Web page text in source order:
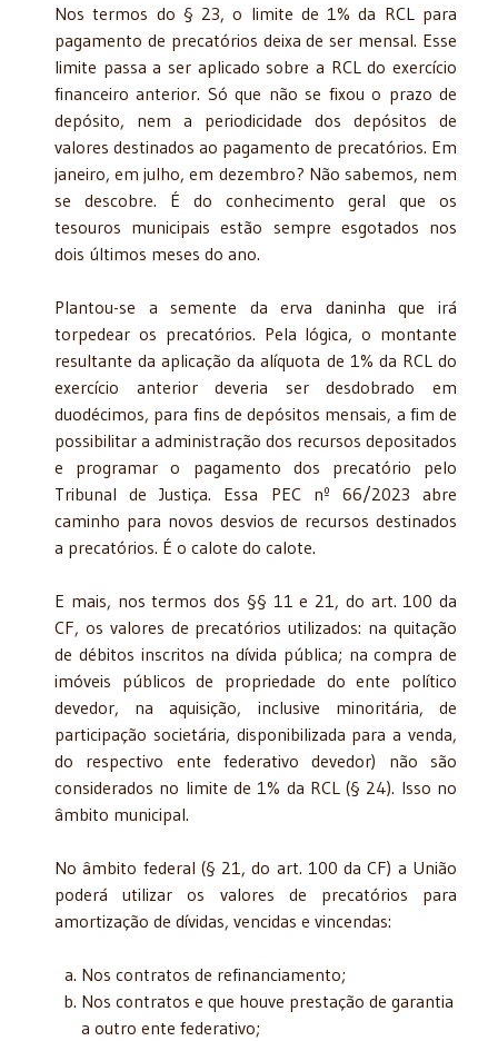
Nos termos do § 23, o limite de 1% da RCL para
pagamento de precatórios deixa de ser mensal. Esse
limite passa a ser aplicado sobre a RCL do exercício
financeiro anterior. Só que não se fixou o prazo de
depósito, nem a periodicidade dos depósitos de
valores destinados ao pagamento de precatórios. Em
janeiro, em julho, em dezembro? Não sabemos, nem
se descobre. É do conhecimento geral que os
tesouros municipais estão sempre esgotados nos
dois últimos meses do ano.
Plantou-se a semente da erva daninha que irá
torpedear os precatórios. Pela lógica, o montante
resultante da aplicação da alíquota de 1% da RCL do
exercício anterior deveria ser desdobrado em
duodécimos, para fins de depósitos mensais, a fim de
possibilitar a administração dos recursos depositados
e programar o pagamento dos precatório pelo
Tribunal de Justiça. Essa PEC nº 66/2023 abre
caminho para novos desvios de recursos destinados
a precatórios. É o calote do calote.
E mais, nos termos dos §§ 11 e 21, do art. 100 da
CF, os valores de precatórios utilizados: na quitação
de débitos inscritos na dívida pública; na compra de
imóveis públicos de propriedade do ente político
devedor, na aquisição, inclusive minoritária, de
participação societária, disponibilizada para a venda,
do respectivo ente federativo devedor) não são
considerados no limite de 1% da RCL (§ 24). Isso no
âmbito municipal.
No âmbito federal (§ 21, do art. 100 da CF) a União
poderá utilizar os valores de precatórios para
amortização de dívidas, vencidas e vincendas:
Nos contratos de refinanciamento;
Nos contratos e que houve prestação de garantia
a outro ente federativo;